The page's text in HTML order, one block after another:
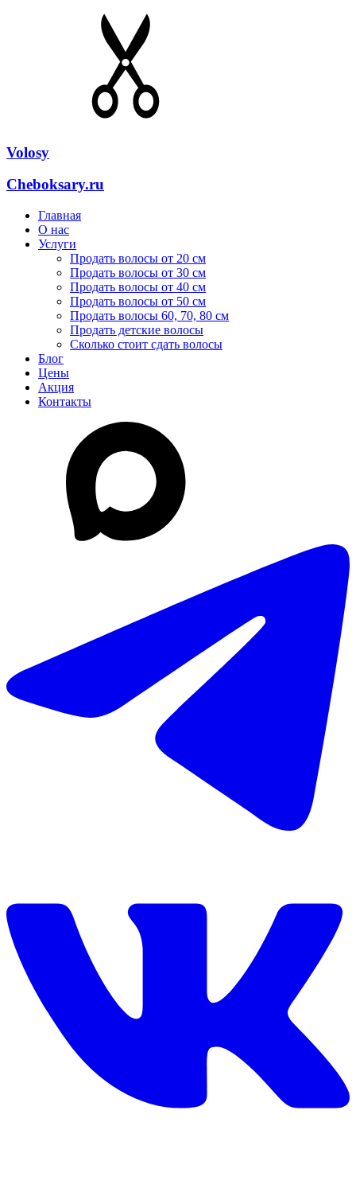
Volosy
Cheboksary.ru
Главная
О нас
Услуги
Продать волосы от 20 см
Продать волосы от 30 см
Продать волосы от 40 см
Продать волосы от 50 см
Продать волосы 60, 70, 80 см
Продать детские волосы
Сколько стоит сдать волосы
Блог
Цены
Акция
Контакты